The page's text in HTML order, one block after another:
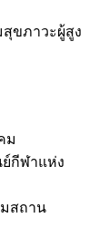
สุขภาวะผู้สูง
ม
กีฬาแห่ง
สถาน